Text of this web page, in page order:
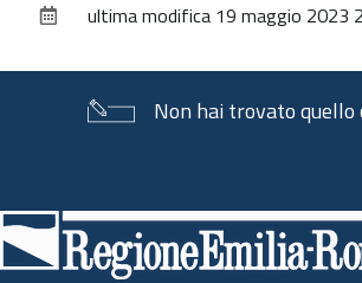
documentoultima modifica 19 maggio 2023
Non hai trovato quello
di
pagina